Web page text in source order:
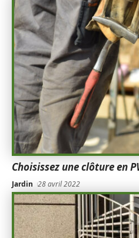
Choisissez une clôture en
Jardin 28 avril 2022